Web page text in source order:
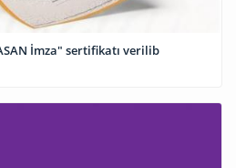
İmza" sertifikatı verilib